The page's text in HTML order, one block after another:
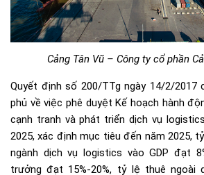
Cảng Tân Vũ – Công ty cổ phần
Quyết định số 200/TTg ngày 14/2/2017
phủ về việc phê duyệt Kế hoạch hành
cạnh tranh và phát triển dịch vụ
2025, xác định mục tiêu đến năm 2025,
ngành dịch vụ logistics vào GDP đạt
trưởng đạt 15%-20%, tỷ lệ thuê ngoài